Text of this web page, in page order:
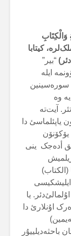
وَالْكِتَابِ
کیتابا
“بیر”
ایلە
سورەسینین
وە
آیت‌تە
یاپئلماسئ دا
یۆکۆنۆن
أدەجک ینی
(الکتاب)
ایلیشکیسی
یا
اۇنلارئ دا
باحثەدیلییۇر